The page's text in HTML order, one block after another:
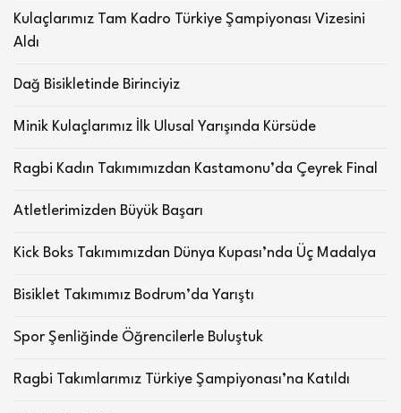
Kulaçlarımız Tam Kadro Türkiye Şampiyonası Vizesini
Aldı
Dağ Bisikletinde Birinciyiz
Minik Kulaçlarımız İlk Ulusal Yarışında Kürsüde
Ragbi Kadın Takımımızdan Kastamonu’da Çeyrek Final
Atletlerimizden Büyük Başarı
Kick Boks Takımımızdan Dünya Kupası’nda Üç Madalya
Bisiklet Takımımız Bodrum’da Yarıştı
Spor Şenliğinde Öğrencilerle Buluştuk
Ragbi Takımlarımız Türkiye Şampiyonası’na Katıldı